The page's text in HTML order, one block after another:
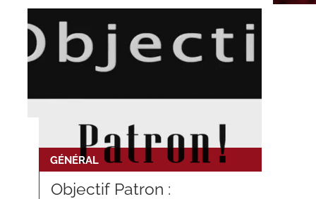
GÉNÉRAL
Objectif Patron :